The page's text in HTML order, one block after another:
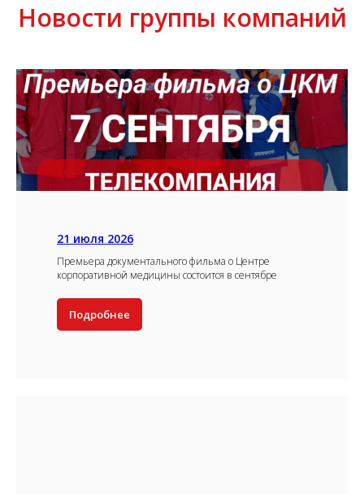
Новости группы компаний
21 июля 2026
Премьера документального фильма о Центре
корпоративной медицины состоится в сентябре
Подробнее